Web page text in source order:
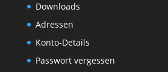
Downloads
Adressen
Konto-Details
Passwort vergessen